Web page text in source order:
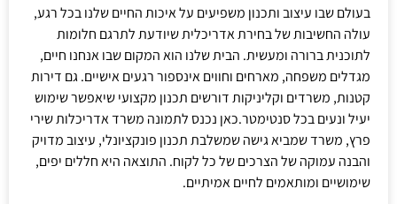
בעולם שבו עיצוב ותכנון משפיעים על איכות החיים שלנו בכל רגע,
עולה החשיבות של בחירת אדריכלית שיודעת לתרגם חלומות
לתוכנית ברורה ומעשית. הבית שלנו הוא המקום שבו אנחנו חיים,
מגדלים משפחה, מארחים וחווים אינספור רגעים אישיים. גם דירות
קטנות, משרדים וקליניקות דורשים תכנון מקצועי שיאפשר שימוש
יעיל ונעים בכל סנטימטר.כאן נכנס לתמונה משרד אדריכלות שירי
פרץ, משרד שמביא גישה שמשלבת תכנון פונקציונלי, עיצוב מדויק
והבנה עמוקה של הצרכים של כל לקוח. התוצאה היא חללים יפים,
שימושיים ומותאמים לחיים אמיתיים.